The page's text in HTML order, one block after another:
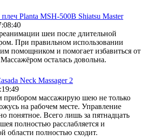
Planta MSH-500B Shiatsu Master
шеи после длительной
При правильном использовании
помощником и помогает избавиться от
осталась довольна.
Neck Massager 2
массажирую шею не только
на рабочем месте. Управление
понятное. Всего лишь за пятнадцать
полностью расслабляется и
области полностью сходит.